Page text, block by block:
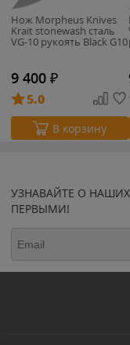
Нож Morpheus Knives
Krait stonewash сталь
VG-10 рукоять Black G10
9 400 ₽
5.0
В корзину
УЗНАВАЙТЕ О
ПЕРВЫМИ!